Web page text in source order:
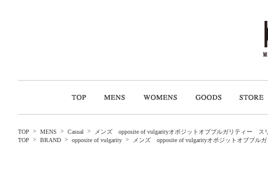
TOP > MENS > Casual >
メンズ opposite of vulgarityオポジットオブブルガリティー
TOP
> BRAND > opposite of vulgarity > メンズ opposite of vulgarityオポジットオブブ